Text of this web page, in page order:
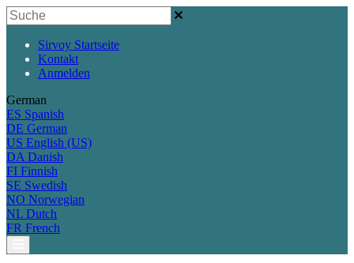
Sirvoy Startseite
Kontakt
Anmelden
German
ES Spanish
DE German
US English (US)
DA Danish
FI Finnish
SE Swedish
NO Norwegian
NL Dutch
FR French